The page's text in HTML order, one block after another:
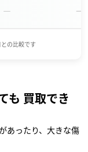
－ －
の比較です
も 買取でき
あったり、大きな傷